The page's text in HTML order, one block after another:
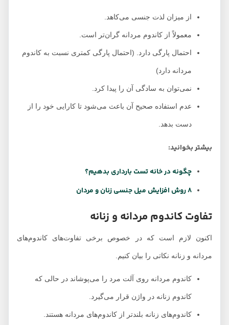
از میزان لذت جنسی می‌کاهد.
معمولاً از کاندوم مردانه گران‌تر است.
احتمال پارگی دارد. (احتمال پارگی کمتری نسبت به کاندوم
مردانه دارد)
نمی‌توان به سادگی آن را پیدا کرد.
عدم استفاده صحیح آن باعث می‌شود تا کارایی خود را از
دست بدهد.
بیشتر بخوانید:
چگونه در خانه تست بارداری بدهیم؟
تفاوت کاندوم مردانه و زنانه
اکنون لازم است که در خصوص برخی تفاوت‌های کاندوم‌های
مردانه و زنانه نکاتی را بیان کنیم.
کاندوم مردانه روی آلت مرد را می‌پوشاند در حالی که
کاندوم زنانه در واژن قرار می‌گیرد.
کاندوم‌های زنانه بلندتر از کاندوم‌های مردانه هستند.